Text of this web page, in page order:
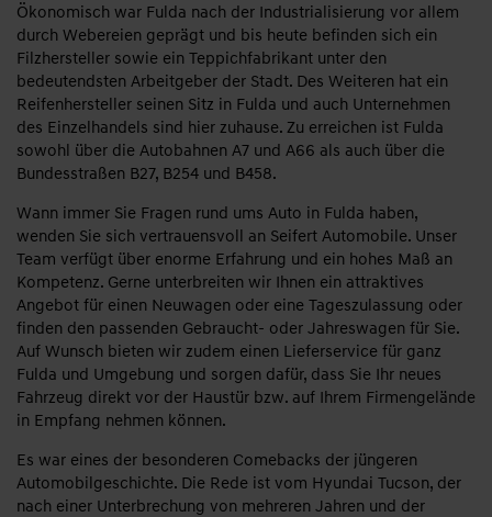
Ökonomisch war Fulda nach der Industrialisierung vor allem
durch Webereien geprägt und bis heute befinden sich ein
Filzhersteller sowie ein Teppichfabrikant unter den
bedeutendsten Arbeitgeber der Stadt. Des Weiteren hat ein
Reifenhersteller seinen Sitz in Fulda und auch Unternehmen
des Einzelhandels sind hier zuhause. Zu erreichen ist Fulda
sowohl über die Autobahnen A7 und A66 als auch über die
Bundesstraßen B27, B254 und B458.
Wann immer Sie Fragen rund ums Auto in Fulda haben,
wenden Sie sich vertrauensvoll an Seifert Automobile. Unser
Team verfügt über enorme Erfahrung und ein hohes Maß an
Kompetenz. Gerne unterbreiten wir Ihnen ein attraktives
Angebot für einen Neuwagen oder eine Tageszulassung oder
finden den passenden Gebraucht- oder Jahreswagen für Sie.
Auf Wunsch bieten wir zudem einen Lieferservice für ganz
Fulda und Umgebung und sorgen dafür, dass Sie Ihr neues
Fahrzeug direkt vor der Haustür bzw. auf Ihrem Firmengelände
in Empfang nehmen können.
Es war eines der besonderen Comebacks der jüngeren
Automobilgeschichte. Die Rede ist vom Hyundai Tucson, der
nach einer Unterbrechung von mehreren Jahren und der